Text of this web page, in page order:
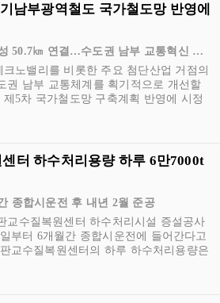
남부광역철도 국가철도망 반영에
50.7㎞ 연결…수도권 남부 교통혁신 핵
노밸리를 비롯한 주요 첨단산업 거점의
권 남부 교통체계를 획기적으로 개선할
5차 국가철도망 구축계획 반영에 시정
터 하수처리용량 하루 6만7000t
종합시운전 후 내년 2월 준공
교수질복원센터 하수처리시설 증설공사
부터 6개월간 종합시운전에 들어간다고
교수질복원센터의 하루 하수처리용량은